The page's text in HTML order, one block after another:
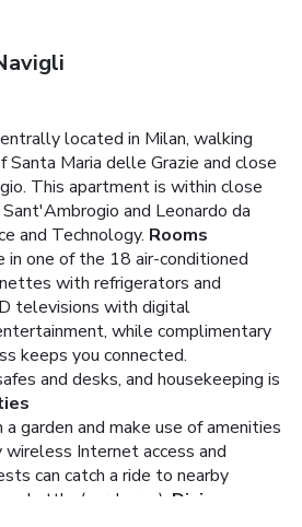
located in Milan, walking
Santa Maria delle Grazie and close
This apartment is within close
and Leonardo da
and Technology. Rooms
in one of the 18 air-conditioned
with refrigerators and
televisions with digital
while complimentary
keeps you connected.
and desks, and housekeeping is
garden and make use of amenities
wireless Internet access and
can catch a ride to nearby
shuttle (surcharge). Dining